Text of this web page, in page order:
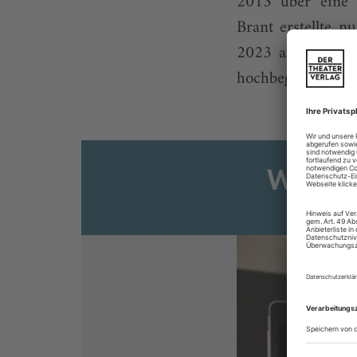
Brant erstellte
2023 an der
hochbegabte